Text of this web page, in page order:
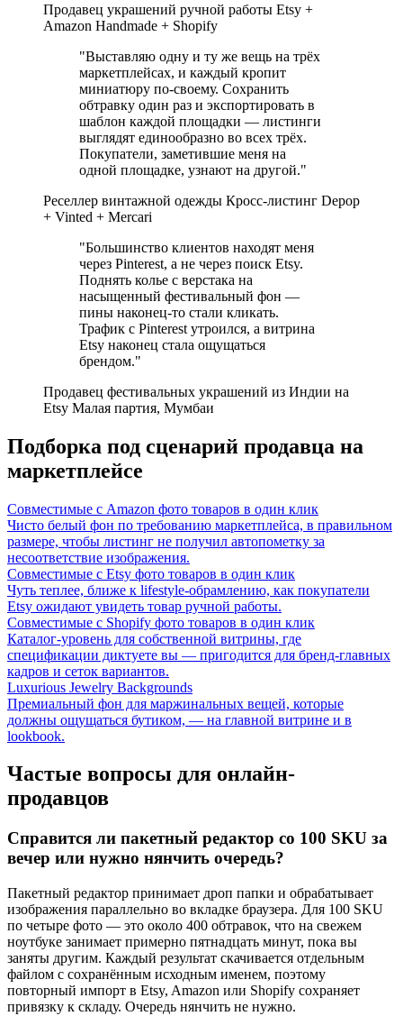
Продавец украшений ручной работы Etsy +
Amazon Handmade + Shopify
"Выставляю одну и ту же вещь на трёх
маркетплейсах, и каждый кропит
миниатюру по-своему. Сохранить
обтравку один раз и экспортировать в
шаблон каждой площадки — листинги
выглядят единообразно во всех трёх.
Покупатели, заметившие меня на
одной площадке, узнают на другой."
Реселлер винтажной одежды Кросс-листинг Depop
+ Vinted + Mercari
"Большинство клиентов находят меня
через Pinterest, а не через поиск Etsy.
Поднять колье с верстака на
насыщенный фестивальный фон —
пины наконец-то стали кликать.
Трафик с Pinterest утроился, а витрина
Etsy наконец стала ощущаться
брендом."
Продавец фестивальных украшений из Индии на
Etsy Малая партия, Мумбаи
Подборка под сценарий продавца на
маркетплейсе
Совместимые с Amazon фото товаров в один клик
Чисто белый фон по требованию маркетплейса, в правильном
размере, чтобы листинг не получил автопометку за
несоответствие изображения.
Совместимые с Etsy фото товаров в один клик
Чуть теплее, ближе к lifestyle-обрамлению, как покупатели
Etsy ожидают увидеть товар ручной работы.
Совместимые с Shopify фото товаров в один клик
Каталог-уровень для собственной витрины, где
спецификации диктуете вы — пригодится для бренд-главных
кадров и сеток вариантов.
Luxurious Jewelry Backgrounds
Премиальный фон для маржинальных вещей, которые
должны ощущаться бутиком, — на главной витрине и в
lookbook.
Частые вопросы для онлайн-
продавцов
Справится ли пакетный редактор со 100 SKU за
вечер или нужно нянчить очередь?
Пакетный редактор принимает дроп папки и обрабатывает
изображения параллельно во вкладке браузера. Для 100 SKU
по четыре фото — это около 400 обтравок, что на свежем
ноутбуке занимает примерно пятнадцать минут, пока вы
заняты другим. Каждый результат скачивается отдельным
файлом с сохранённым исходным именем, поэтому
повторный импорт в Etsy, Amazon или Shopify сохраняет
привязку к складу. Очередь нянчить не нужно.